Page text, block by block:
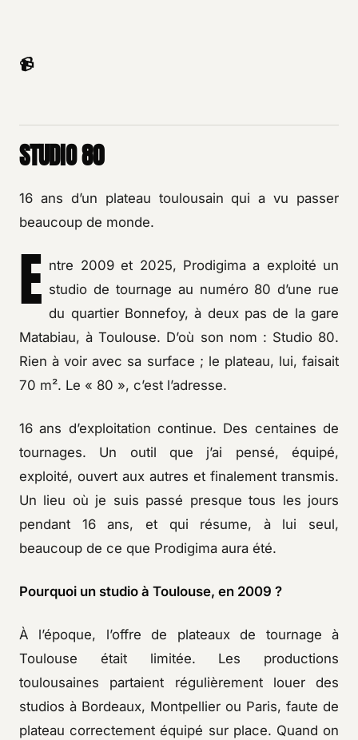
📹
STUDIO 80
16 ans d’un plateau toulousain qui a vu passer
beaucoup de monde.
E ntre 2009 et 2025, Prodigima a exploité un
studio de tournage au numéro 80 d’une rue
du quartier Bonnefoy, à deux pas de la gare
Matabiau, à Toulouse. D’où son nom : Studio 80.
Rien à voir avec sa surface ; le plateau, lui, faisait
70 m². Le « 80 », c’est l’adresse.
16 ans d’exploitation continue. Des centaines de
tournages. Un outil que j’ai pensé, équipé,
exploité, ouvert aux autres et finalement transmis.
Un lieu où je suis passé presque tous les jours
pendant 16 ans, et qui résume, à lui seul,
beaucoup de ce que Prodigima aura été.
Pourquoi un studio à Toulouse, en 2009 ?
À l’époque, l’offre de plateaux de tournage à
Toulouse était limitée. Les productions
toulousaines partaient régulièrement louer des
studios à Bordeaux, Montpellier ou Paris, faute de
plateau correctement équipé sur place. Quand on